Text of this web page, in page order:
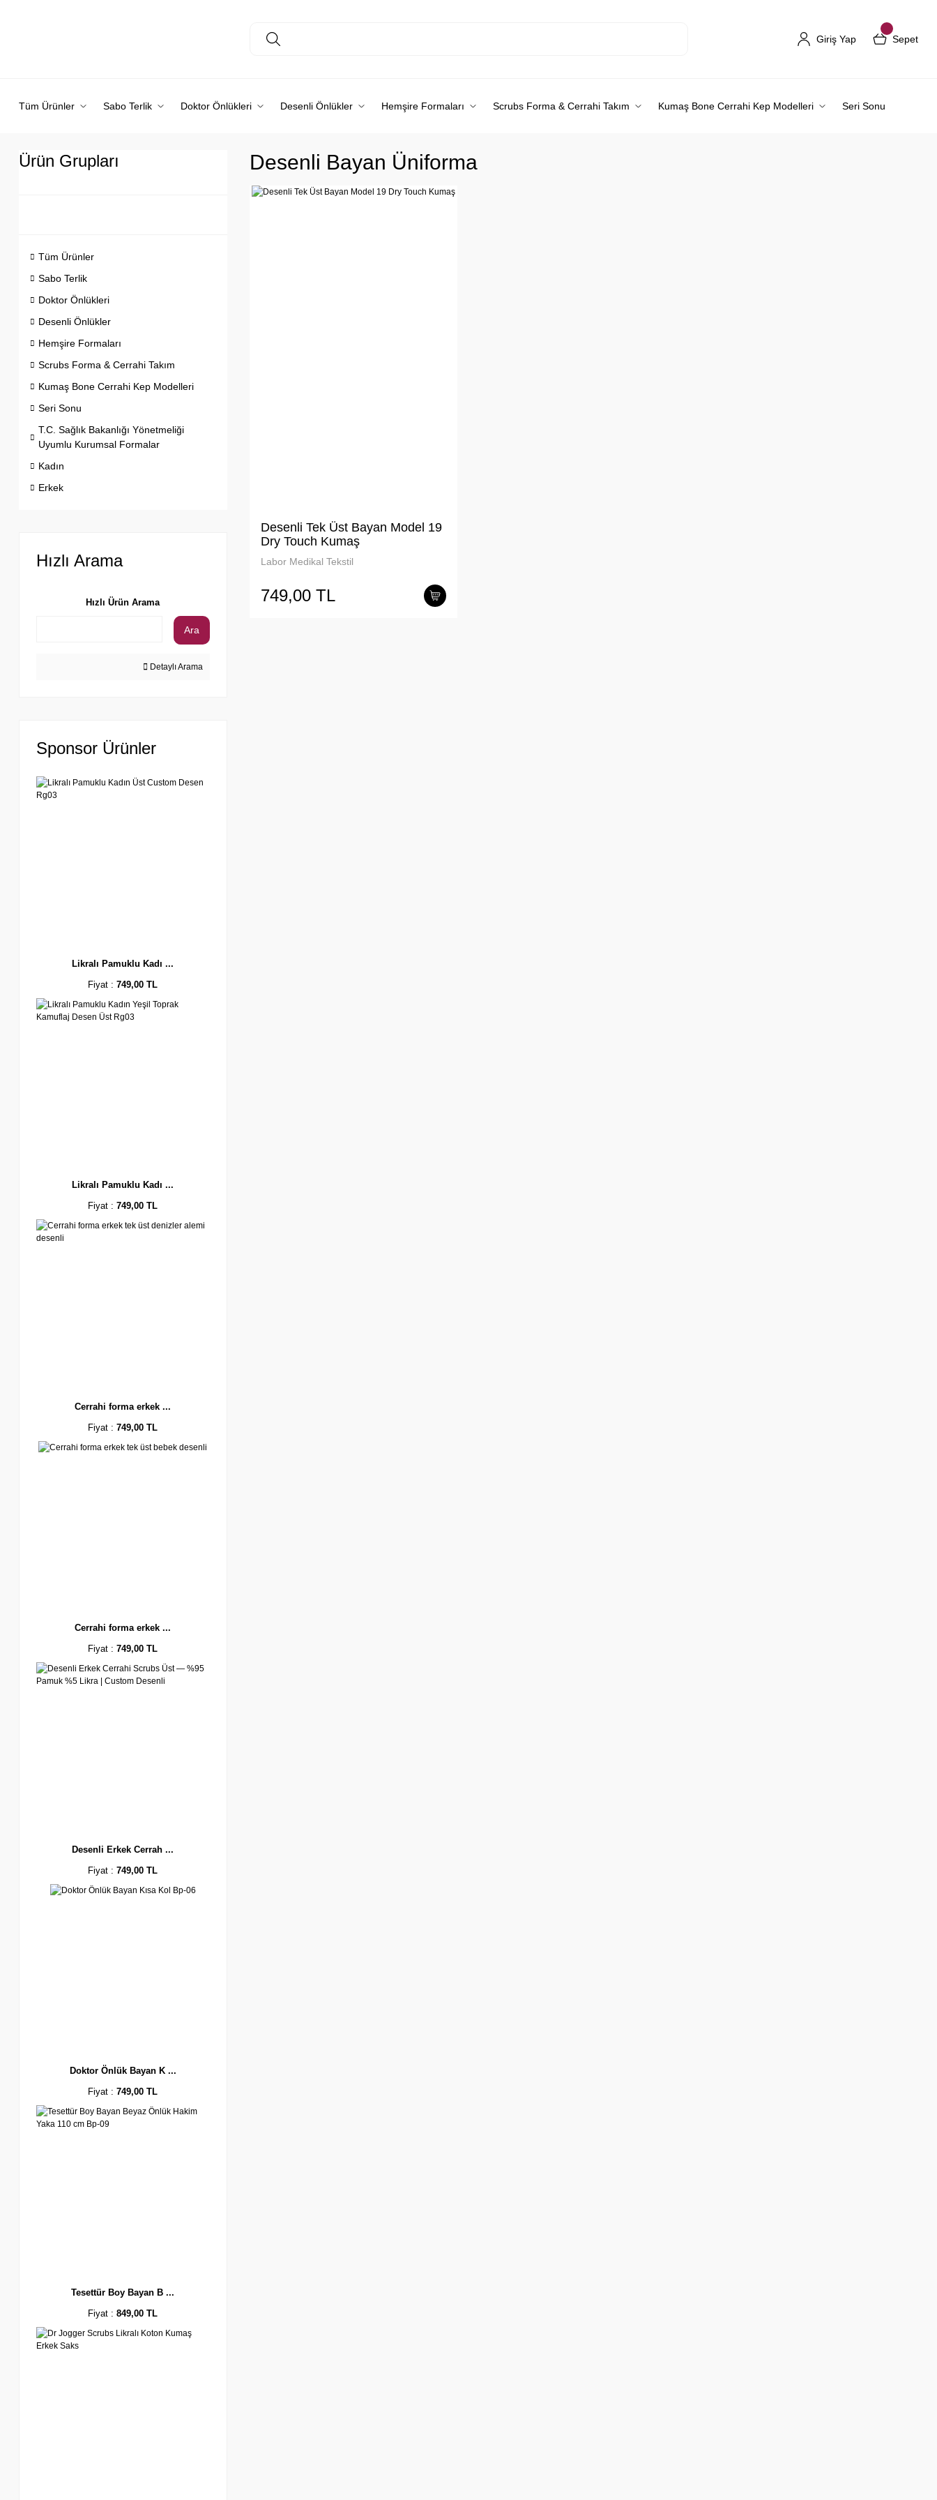
Giriş Yap Sepet
Tüm Ürünler Sabo Terlik Doktor Önlükleri Desenli Önlükler Hemşire Formaları Scrubs Forma & Cerrahi Takım Kumaş Bone Cerrahi Kep Modelleri Seri Sonu
Ürün Grupları
Tüm Ürünler
Sabo Terlik
Doktor Önlükleri
Desenli Önlükler
Hemşire Formaları
Scrubs Forma & Cerrahi Takım
Kumaş Bone Cerrahi Kep Modelleri
Seri Sonu
T.C. Sağlık Bakanlığı Yönetmeliği
Uyumlu Kurumsal Formalar
Kadın
Erkek
Hızlı Arama
Hızlı Ürün Arama
Ara
Detaylı Arama
Sponsor Ürünler
Likralı Pamuklu Kadı ...
Fiyat :749,00 TL
Likralı Pamuklu Kadı ...
Fiyat :749,00 TL
Cerrahi forma erkek ...
Fiyat :749,00 TL
Cerrahi forma erkek ...
Fiyat :749,00 TL
Desenli Erkek Cerrah ...
Fiyat :749,00 TL
Doktor Önlük Bayan K ...
Fiyat :749,00 TL
Tesettür Boy Bayan B ...
Fiyat :849,00 TL
Desenli Bayan Üniforma
Desenli Tek Üst Bayan Model 19
Dry Touch Kumaş
Labor Medikal Tekstil
749,00 TL